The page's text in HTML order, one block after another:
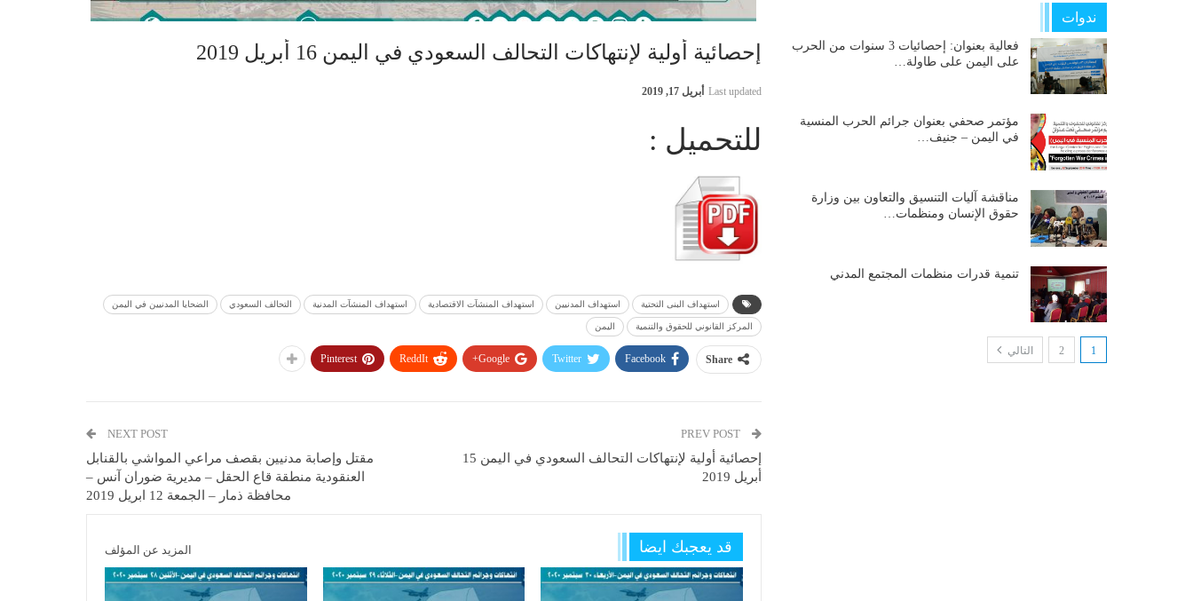
إحصائية أولية لإنتهاكات التحالف السعودي في اليمن 16 أبريل 2019
Last updated أبريل 17, 2019
للتحميل :
استهداف البنى التحتية استهداف المدنيين استهداف المنشآت الاقتصادية استهداف المنشآت المدنية التحالف السعودي الضحايا المدنيين في اليمن
المركز القانوني للحقوق والتنمية اليمن
Share
Facebook
Twitter
Google+
ReddIt
Pinterest
PREV POST
إحصائية أولية لإنتهاكات التحالف السعودي في اليمن 15
أبريل 2019
NEXT POST
مقتل وإصابة مدنيين بقصف مراعي المواشي بالقنابل
العنقودية منطقة قاع الحقل – مديرية ضوران آنس –
محافظة ذمار – الجمعة 12 ابريل 2019
قد يعجبك ايضا المزيد عن المؤلف
ندوات
فعالية بعنوان: إحصائيات 3 سنوات من الحرب
على اليمن على طاولة…
مؤتمر صحفي بعنوان جرائم الحرب المنسية
في اليمن – جنيف…
مناقشة آليات التنسيق والتعاون بين وزارة
حقوق الإنسان ومنظمات…
تنمية قدرات منظمات المجتمع المدني
1
2 التالي